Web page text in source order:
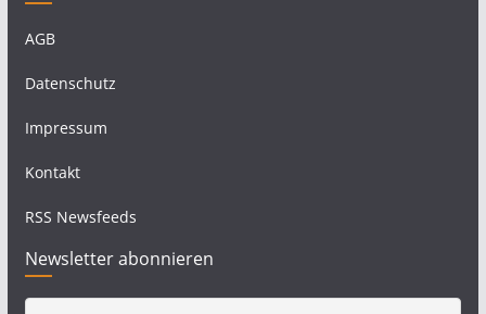
AGB
Datenschutz
Impressum
Kontakt
RSS Newsfeeds
Newsletter abonnieren